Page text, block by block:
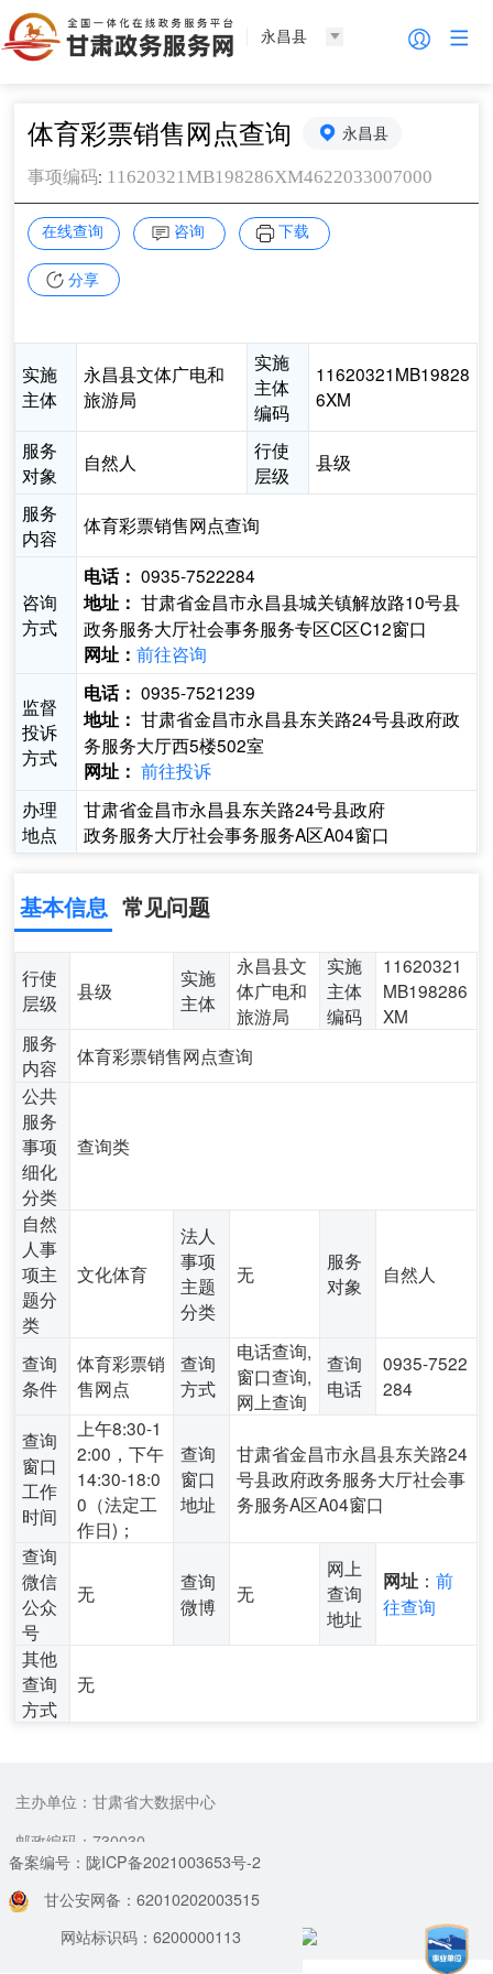
永昌县
体育彩票销售网点查询 永昌县
事项编码: 11620321MB198286XM4622033007000
在线查询 咨询 下载
分享
实施
主体
永昌县文体广电和
旅游局
实施
主体
编码
11620321MB19828
6XM
服务
对象
自然人
行使
层级
县级
服务
内容
体育彩票销售网点查询
咨询
方式
电话： 0935-7522284
地址： 甘肃省金昌市永昌县城关镇解放路10号县
政务服务大厅社会事务服务专区C区C12窗口
网址：前往咨询
监督
投诉
方式
电话： 0935-7521239
地址： 甘肃省金昌市永昌县东关路24号县政府政
务服务大厅西5楼502室
网址： 前往投诉
办理
地点
甘肃省金昌市永昌县东关路24号县政府
政务服务大厅社会事务服务A区A04窗口
基本信息 常见问题
行使
层级
县级
实施
主体
永昌县文
体广电和
旅游局
实施
主体
编码
11620321
MB198286
XM
服务
内容
体育彩票销售网点查询
公共
服务
事项
细化
分类
查询类
自然
人事
项主
题分
类
文化体育
法人
事项
主题
分类
无
服务
对象
自然人
查询
条件
体育彩票销
售网点
查询
方式
电话查询,
窗口查询,
网上查询
查询
电话
0935-7522
284
查询
窗口
工作
时间
上午8:30-1
2:00，下午
14:30-18:0
0（法定工
作日)；
查询
窗口
地址
甘肃省金昌市永昌县东关路24
号县政府政务服务大厅社会事
务服务A区A04窗口
查询
微信
公众
号
无
查询
微博
无
网上
查询
地址
网址 ：前
往查询
其他
查询
方式
无
主办单位：甘肃省大数据中心
邮政编码：730030
备案编号：陇ICP备2021003653号-2
甘公安网备：62010202003515
网站标识码：6200000113